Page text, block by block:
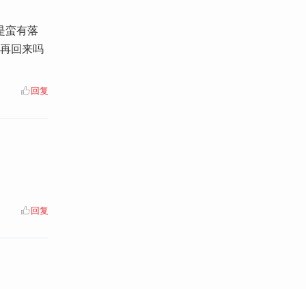
蛮有落
回来吗
回复
回复